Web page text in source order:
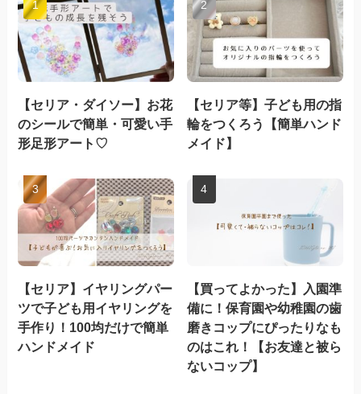
【セリア・ダイソー】お花
のシールで簡単・可愛い手
形足形アート♡
【セリア等】子ども用の指
輪をつくろう【簡単ハンド
メイド】
【セリア】イヤリングパー
ツで子ども用イヤリングを
手作り！100均だけで簡単
ハンドメイド
【買ってよかった】入園準
備に！保育園や幼稚園の歯
磨きコップにぴったりなも
のはこれ！【お友達と被ら
ないコップ】